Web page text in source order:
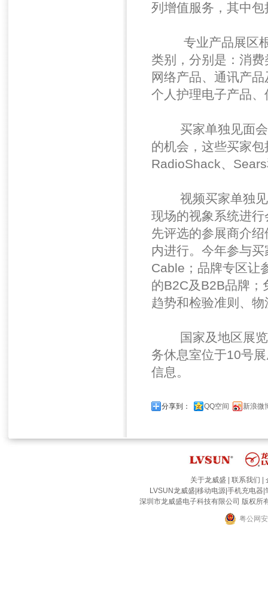
列增值服务，其中包
专业产品展区根
类别，分别是：消
网络产品、通讯产
个人护理电子产品
买家单独见面会
的机会，这些买家
RadioShack、
视频买家单独见
现场的视象系统进
先评选的参展商介
内进行。今年参与
Cable；品牌专区让
的B2C及B2B品牌；
趋势和检验准则、
国家及地区展览
务休息室位于10号
信息。
分享到： QQ空间 新浪微
关于龙威盛 联系我们
LVSUN龙威盛 移动电源 手机充电器
深圳市龙威盛电子科技有限公司 版权
粤公网